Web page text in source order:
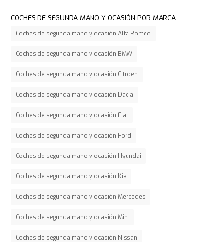
COCHES DE SEGUNDA MANO Y OCASIÓN POR MARCA
Coches de segunda mano y ocasión Alfa Romeo
Coches de segunda mano y ocasión BMW
Coches de segunda mano y ocasión Citroen
Coches de segunda mano y ocasión Dacia
Coches de segunda mano y ocasión Fiat
Coches de segunda mano y ocasión Ford
Coches de segunda mano y ocasión Hyundai
Coches de segunda mano y ocasión Kia
Coches de segunda mano y ocasión Mercedes
Coches de segunda mano y ocasión Mini
Coches de segunda mano y ocasión Nissan